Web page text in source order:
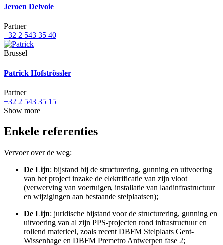
Jeroen Delvoie
Partner
+32 2 543 35 40
Brussel
Patrick Hofströssler
Partner
+32 2 543 35 15
Show more
Enkele referenties
Vervoer over de weg:
De Lijn: bijstand bij de structurering, gunning en uitvoering
van het project inzake de elektrificatie van zijn vloot
(verwerving van voertuigen, installatie van laadinfrastructuur
en wijzigingen aan bestaande stelplaatsen);
De Lijn: juridische bijstand voor de structurering, gunning en
uitvoering van al zijn PPS-projecten rond infrastructuur en
rollend materieel, zoals recent DBFM Stelplaats Gent-
Wissenhage en DBFM Premetro Antwerpen fase 2;